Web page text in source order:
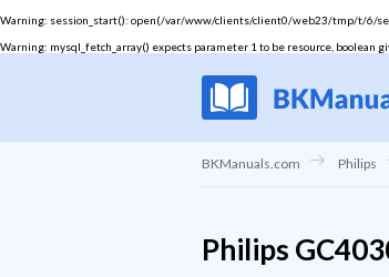
Warning: session_start(): open(/var/www/clients/client0/web23/tmp/t/6/
Warning: mysql_fetch_array() expects parameter 1 to be resource, boolean
BKManuals.com Philips
Philips